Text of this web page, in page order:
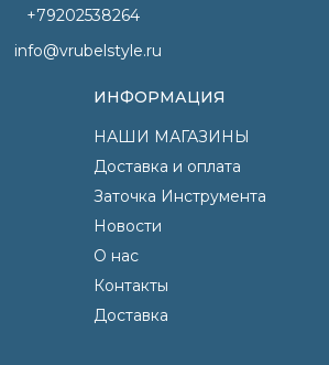
+79202538264
info@vrubelstyle.ru
ИНФОРМАЦИЯ
НАШИ МАГАЗИНЫ
Доставка и оплата
Заточка Инструмента
Новости
О нас
Контакты
Доставка